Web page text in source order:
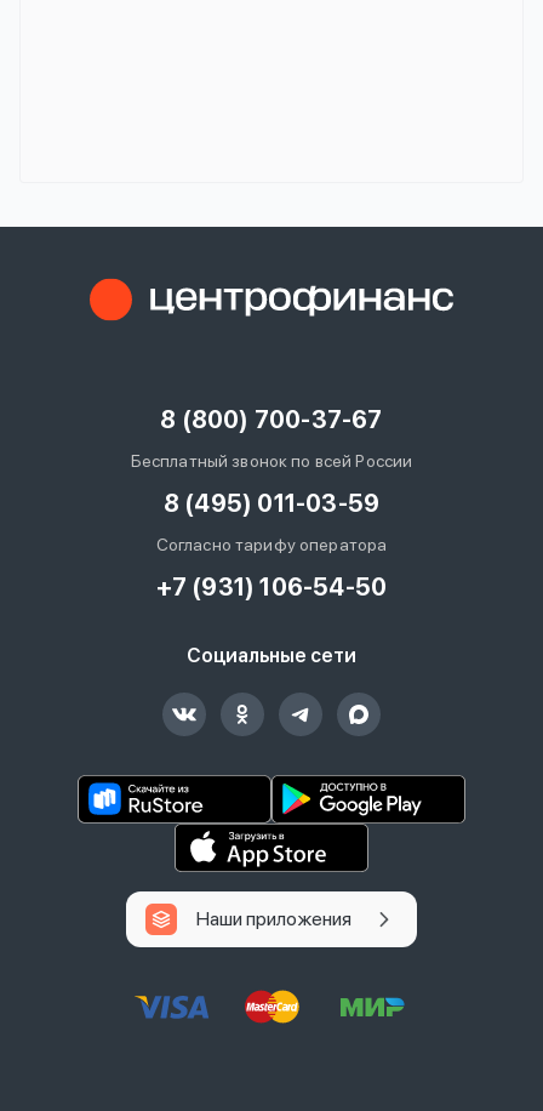
8 (800) 700-37-67
Бесплатный звонок по всей России
8 (495) 011-03-59
Согласно тарифу оператора
+7 (931) 106-54-50
Социальные сети
Наши приложения